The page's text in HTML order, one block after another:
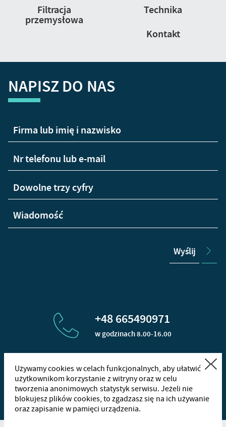
Filtracja
przemysłowa
Technika
Kontakt
+48 665490971
w godzinach 8.00-16.00
kontakt@1filter.eu
NAPISZ DO NAS
Wyślij
Używamy cookies w celach funkcjonalnych, aby ułatwić
użytkownikom korzystanie z witryny oraz w celu
tworzenia anonimowych statystyk serwisu. Jeżeli nie
blokujesz plików cookies, to zgadzasz się na ich używanie
oraz zapisanie w pamięci urządzenia.